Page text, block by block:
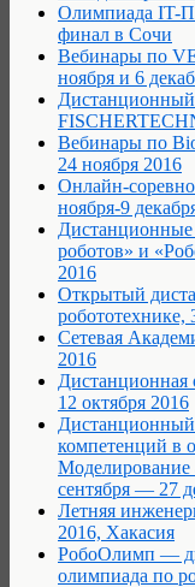
Олимпиада IT-
финал в Сочи
Вебинары по
ноября и 6
Дистанционный
Вебинары по
24 ноября 2016
Онлайн-
ноября-9
роботов» и
2016
Открытый
робототехнике,
Сетевая
2016
Дистанционная
12 октября 2016
Дистанционный
компетенций в
Моделирование
сентября — 27
Летняя
2016, Хакасия
РобоОлимп —
олимпиада по